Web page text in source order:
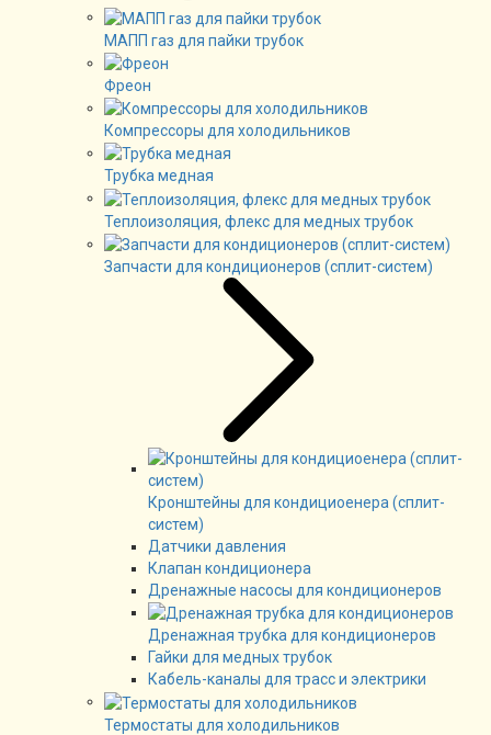
МАПП газ для пайки трубок
Фреон
Компрессоры для холодильников
Трубка медная
Теплоизоляция, флекс для медных трубок
Запчасти для кондиционеров (сплит-систем)
Кронштейны для кондициоенера (сплит-
систем)
Датчики давления
Клапан кондиционера
Дренажные насосы для кондиционеров
Дренажная трубка для кондиционеров
Гайки для медных трубок
Кабель-каналы для трасс и электрики
Термостаты для холодильников